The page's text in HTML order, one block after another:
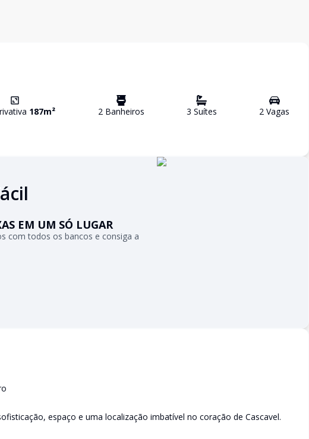
187m² 2Banheiros 3 Suítes 2 Vagas
EM UM SÓ LUGAR
com todos os bancos e consiga a
espaço e uma localização imbatível no coração de Cascavel.